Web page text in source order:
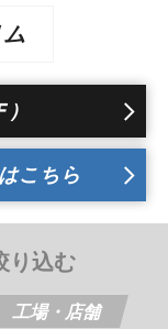
り込む
工場・店舗